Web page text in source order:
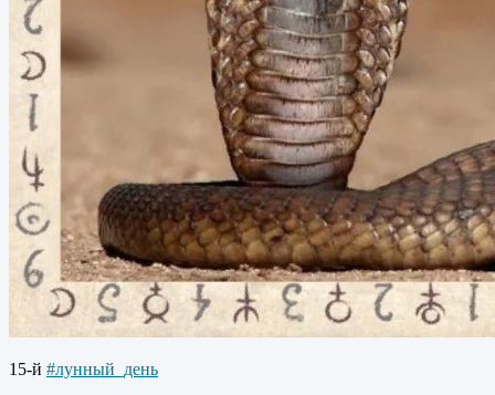
15-й #лунный_день